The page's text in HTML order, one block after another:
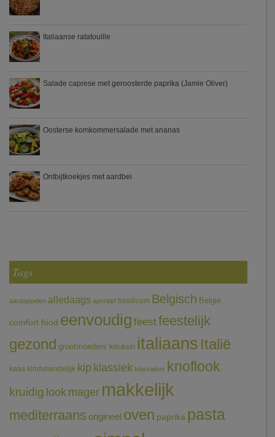
Italiaanse ratatouille
Salade caprese met geroosterde paprika (Jamie Oliver)
Oosterse komkommersalade met ananas
Ontbijtkoekjes met aardbei
Tags
aardappelen alledaags aperitief basilicum Belgisch België
comfort food eenvoudig feestfeestelijk
gezond grootmoeders keuken italiaans Italië
kaas kindvriendelijk kip klassiek klassieker knoflook
kruidig look mager makkelijk
mediterraans origineel oven paprika pasta